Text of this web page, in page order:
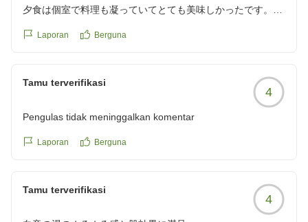
夕食は個室で料理も凝っていてとても美味しかったです。
です
reviewId=33123478091862
Laporan Berguna
Tamu terverifikasi
4
Pengulas tidak meninggalkan komentar
Laporan Berguna
Tamu terverifikasi
4